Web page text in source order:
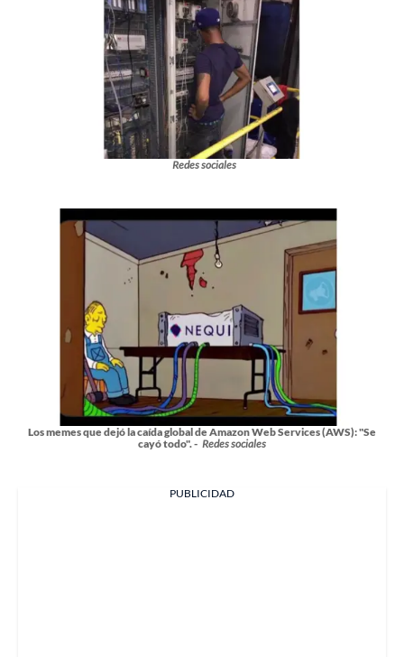
Redes sociales
Los memes que dejó la caída global de Amazon Web Services (AWS): "Se
cayó todo". - Redes sociales
PUBLICIDAD